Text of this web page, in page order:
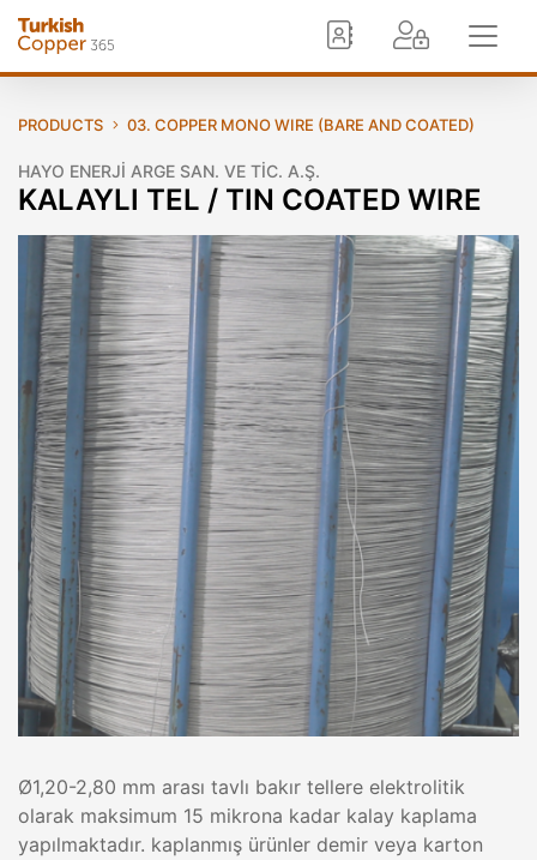
PRODUCTS 03. COPPER MONO WIRE (BARE AND COATED)
HAYO ENERJİ ARGE SAN. VE TİC. A.Ş.
KALAYLI TEL / TIN COATED WIRE
Ø1,20-2,80 mm arası tavlı bakır tellere elektrolitik
olarak maksimum 15 mikrona kadar kalay kaplama
yapılmaktadır. kaplanmış ürünler demir veya karton